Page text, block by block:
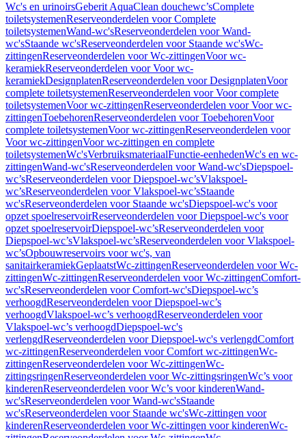
Wc's en urinoirsGeberit AquaClean douchewc’sComplete
toiletsystemenReserveonderdelen voor Complete
toiletsystemenWand-wc'sReserveonderdelen voor Wand-
wc'sStaande wc'sReserveonderdelen voor Staande wc'sWc-
zittingenReserveonderdelen voor Wc-zittingenVoor wc-
keramiekReserveonderdelen voor Voor wc-
keramiekDesignplatenReserveonderdelen voor DesignplatenVoor
complete toiletsystemenReserveonderdelen voor Voor complete
toiletsystemenVoor wc-zittingenReserveonderdelen voor Voor wc-
zittingenToebehorenReserveonderdelen voor ToebehorenVoor
complete toiletsystemenVoor wc-zittingenReserveonderdelen voor
Voor wc-zittingenVoor wc-zittingen en complete
toiletsystemenWc'sVerbruiksmateriaalFunctie-eenhedenWc's en wc-
zittingenWand-wc'sReserveonderdelen voor Wand-wc'sDiepspoel-
wc’sReserveonderdelen voor Diepspoel-wc’sVlakspoel-
wc’sReserveonderdelen voor Vlakspoel-wc’sStaande
wc'sReserveonderdelen voor Staande wc'sDiepspoel-wc's voor
opzet spoelreservoirReserveonderdelen voor Diepspoel-wc's voor
opzet spoelreservoirDiepspoel-wc’sReserveonderdelen voor
Diepspoel-wc’sVlakspoel-wc’sReserveonderdelen voor Vlakspoel-
wc’sOpbouwreservoirs voor wc's, van
sanitairkeramiekGeplaatstWc-zittingenReserveonderdelen voor Wc-
zittingenWc-zittingenReserveonderdelen voor Wc-zittingenComfort-
wc'sReserveonderdelen voor Comfort-wc'sDiepspoel-wc’s
verhoogdReserveonderdelen voor Diepspoel-wc’s
verhoogdVlakspoel-wc’s verhoogdReserveonderdelen voor
Vlakspoel-wc’s verhoogdDiepspoel-wc's
verlengdReserveonderdelen voor Diepspoel-wc's verlengdComfort
wc-zittingenReserveonderdelen voor Comfort wc-zittingenWc-
zittingenReserveonderdelen voor Wc-zittingenWc-
zittingsringenReserveonderdelen voor Wc-zittingsringenWc’s voor
kinderenReserveonderdelen voor Wc’s voor kinderenWand-
wc'sReserveonderdelen voor Wand-wc'sStaande
wc'sReserveonderdelen voor Staande wc'sWc-zittingen voor
kinderenReserveonderdelen voor Wc-zittingen voor kinderenWc-